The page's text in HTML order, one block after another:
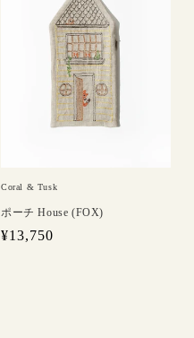
Coral & Tusk
ポーチ House (FOX)
通
¥13,750